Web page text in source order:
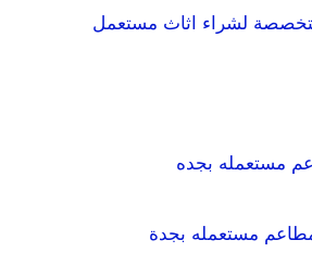
لشراء اثاث مستعمل
مستعمله بجده
مستعمله بجدة